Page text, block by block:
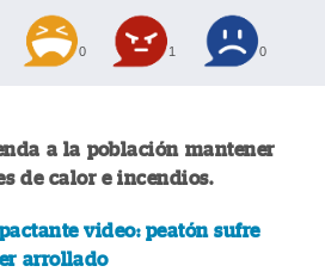
0 1 0
a la población mantener
de calor e incendios.
video: peatón sufre
arrollado